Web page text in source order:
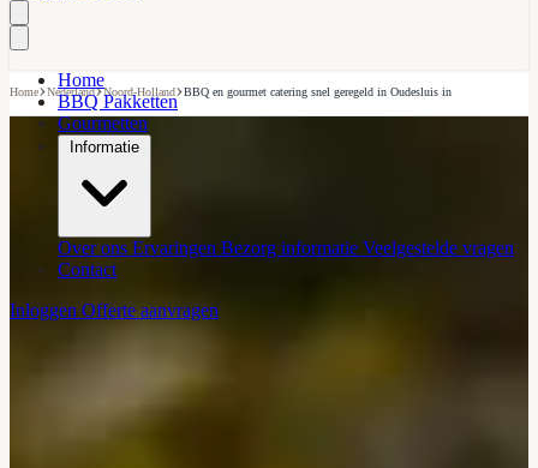
Home
BBQ Pakketten
Gourmetten
Informatie
Over ons Ervaringen Bezorg informatie Veelgestelde vragen
Contact
Inloggen Offerte aanvragen
Home›Nederland›Noord-Holland›BBQ en gourmet catering snel geregeld in Oudesluis in